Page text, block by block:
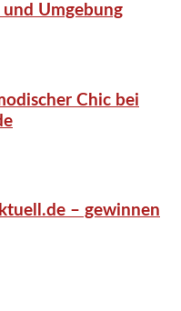
Umgebung
Chic bei
– gewinnen